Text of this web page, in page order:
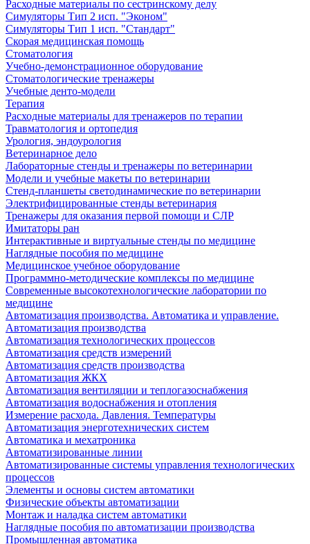
Расходные материалы по сестринскому делу
Симуляторы Тип 2 исп. "Эконом"
Симуляторы Тип 1 исп. "Стандарт"
Скорая медицинская помощь
Стоматология
Учебно-демонстрационное оборудование
Стоматологические тренажеры
Учебные денто-модели
Терапия
Расходные материалы для тренажеров по терапии
Травматология и ортопедия
Урология, эндоурология
Ветеринарное дело
Лабораторные стенды и тренажеры по ветеринарии
Модели и учебные макеты по ветеринарии
Стенд-планшеты светодинамические по ветеринарии
Электрифицированные стенды ветеринария
Тренажеры для оказания первой помощи и СЛР
Имитаторы ран
Интерактивные и виртуальные стенды по медицине
Наглядные пособия по медицине
Медицинское учебное оборудование
Программно-методические комплексы по медицине
Современные высокотехнологические лаборатории по
медицине
Автоматизация производства. Автоматика и управление.
Автоматизация производства
Автоматизация технологических процессов
Автоматизация средств измерений
Автоматизация средств производства
Автоматизация ЖКХ
Автоматизация вентиляции и теплогазоснабжения
Автоматизация водоснабжения и отопления
Измерение расхода. Давления. Температуры
Автоматизация энерготехнических систем
Автоматика и мехатроника
Автоматизированные линии
Автоматизированные системы управления технологических
процессов
Элементы и основы систем автоматики
Физические объекты автоматизации
Монтаж и наладка систем автоматики
Наглядные пособия по автоматизации производства
Промышленная автоматика